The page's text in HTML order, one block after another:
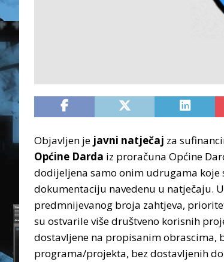
Objavljen je javni natječaj za
Općine Darda iz proračuna Općine
dodijeljena samo onim udrugama koje
dokumentaciju navedenu u natječaju.
predmnijevanog broja zahtjeva,
su ostvarile više društveno korisnih
dostavljene na propisanim obrascima,
programa/projekta, bez dostavljenih